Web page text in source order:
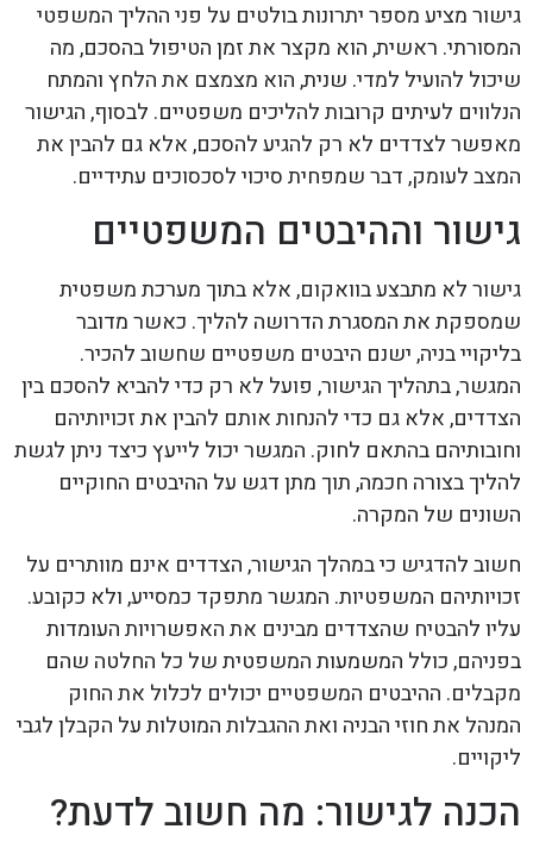
גישור מציע מספר יתרונות בולטים על פני ההליך המשפטי
המסורתי. ראשית, הוא מקצר את זמן הטיפול בהסכם, מה
שיכול להועיל למדי. שנית, הוא מצמצם את הלחץ והמתח
הנלווים לעיתים קרובות להליכים משפטיים. לבסוף, הגישור
מאפשר לצדדים לא רק להגיע להסכם, אלא גם להבין את
המצב לעומק, דבר שמפחית סיכוי לסכסוכים עתידיים.
גישור וההיבטים המשפטיים
גישור לא מתבצע בוואקום, אלא בתוך מערכת משפטית
שמספקת את המסגרת הדרושה להליך. כאשר מדובר
בליקויי בניה, ישנם היבטים משפטיים שחשוב להכיר.
המגשר, בתהליך הגישור, פועל לא רק כדי להביא להסכם בין
הצדדים, אלא גם כדי להנחות אותם להבין את זכויותיהם
וחובותיהם בהתאם לחוק. המגשר יכול לייעץ כיצד ניתן לגשת
להליך בצורה חכמה, תוך מתן דגש על ההיבטים החוקיים
השונים של המקרה.
חשוב להדגיש כי במהלך הגישור, הצדדים אינם מוותרים על
זכויותיהם המשפטיות. המגשר מתפקד כמסייע, ולא כקובע.
עליו להבטיח שהצדדים מבינים את האפשרויות העומדות
בפניהם, כולל המשמעות המשפטית של כל החלטה שהם
מקבלים. ההיבטים המשפטיים יכולים לכלול את החוק
המנהל את חוזי הבניה ואת ההגבלות המוטלות על הקבלן לגבי
ליקויים.
הכנה לגישור: מה חשוב לדעת?